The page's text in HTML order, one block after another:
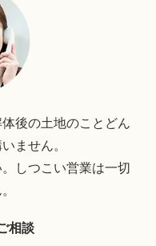
後の土地のことどん
ません。
しつこい営業は一切
相談